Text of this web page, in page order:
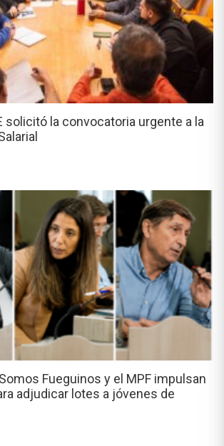
solicitó la convocatoria urgente a la
Fueguinos y el MPF impulsan
adjudicar lotes a jóvenes de